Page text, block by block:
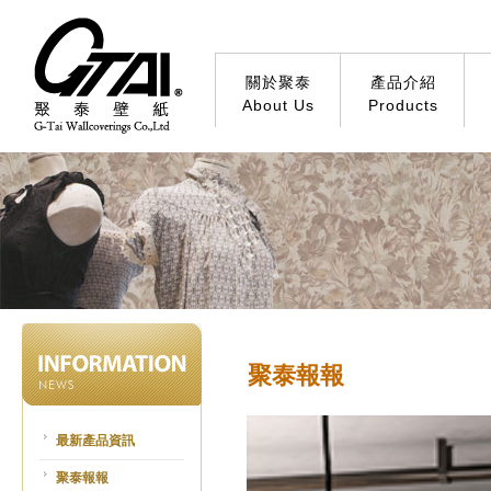
關於聚泰
About Us
產品介紹
Products
最新產品資訊
聚泰報報
聚泰報報